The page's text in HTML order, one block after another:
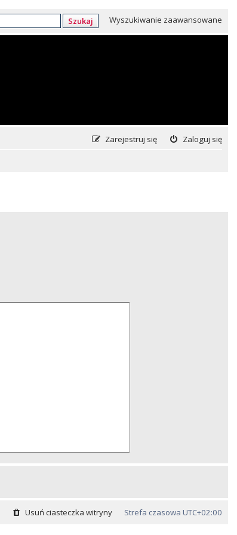
Szukaj Wyszukiwanie zaawansowane
Zaloguj się
Zarejestruj się
Strefa czasowa UTC+02:00
Usuń ciasteczka witryny